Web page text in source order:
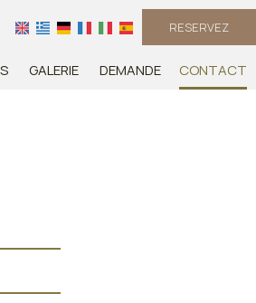
RESERVEZ
GALERIE DEMANDE CONTACT